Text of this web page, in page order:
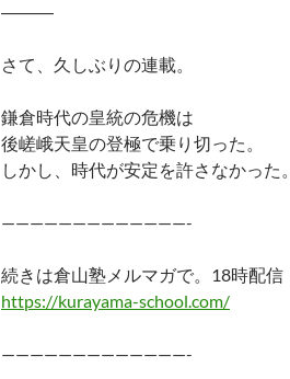
―――
さて、久しぶりの連載。
鎌倉時代の皇統の危機は
後嵯峨天皇の登極で乗り切った。
しかし、時代が安定を許さなかった。
—————————————-
続きは倉山塾メルマガで。18時配信
https://kurayama-school.com/
—————————————-